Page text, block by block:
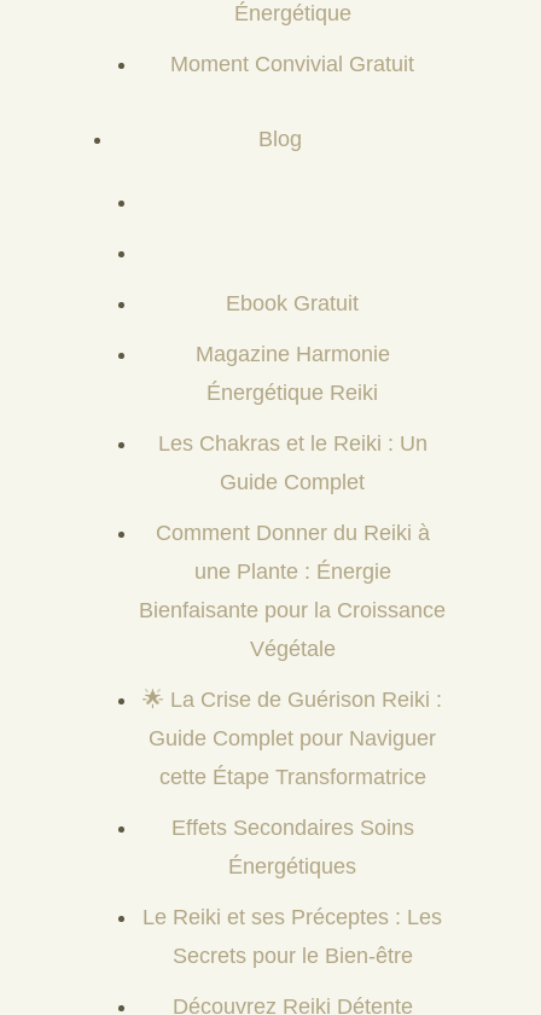
Énergétique
Moment Convivial Gratuit
Blog
Ebook Gratuit
Magazine Harmonie
Énergétique Reiki
Les Chakras et le Reiki : Un
Guide Complet
Comment Donner du Reiki à
une Plante : Énergie
Bienfaisante pour la Croissance
Végétale
🌟 La Crise de Guérison Reiki :
Guide Complet pour Naviguer
cette Étape Transformatrice
Effets Secondaires Soins
Énergétiques
Le Reiki et ses Préceptes : Les
Secrets pour le Bien-être
Découvrez Reiki Détente